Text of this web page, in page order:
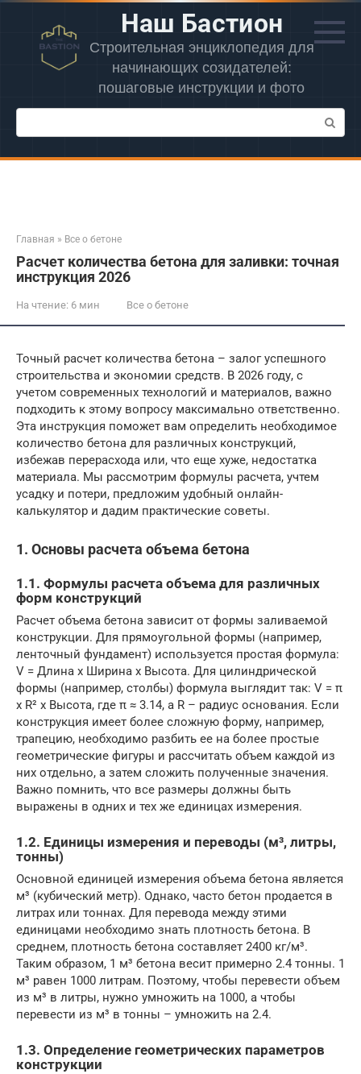
Перейти
контенту
Наш Бастион
Строительная энциклопедия для
начинающих созидателей:
пошаговые инструкции и фото
Поиск:
Главная » Все о бетоне
Расчет количества бетона для заливки: точная
инструкция 2026
На чтение: 6 мин Все о бетоне
Точный расчет количества бетона – залог успешного
строительства и экономии средств. В 2026 году, с
учетом современных технологий и материалов, важно
подходить к этому вопросу максимально ответственно.
Эта инструкция поможет вам определить необходимое
количество бетона для различных конструкций,
избежав перерасхода или, что еще хуже, недостатка
материала. Мы рассмотрим формулы расчета, учтем
усадку и потери, предложим удобный онлайн-
калькулятор и дадим практические советы.
1. Основы расчета объема бетона
1.1. Формулы расчета объема для различных
форм конструкций
Расчет объема бетона зависит от формы заливаемой
конструкции. Для прямоугольной формы (например,
ленточный фундамент) используется простая формула:
V = Длина x Ширина x Высота. Для цилиндрической
формы (например, столбы) формула выглядит так: V = π
x R² x Высота, где π ≈ 3.14, а R – радиус основания. Если
конструкция имеет более сложную форму, например,
трапецию, необходимо разбить ее на более простые
геометрические фигуры и рассчитать объем каждой из
них отдельно, а затем сложить полученные значения.
Важно помнить, что все размеры должны быть
выражены в одних и тех же единицах измерения.
1.2. Единицы измерения и переводы (м³, литры,
тонны)
Основной единицей измерения объема бетона является
м³ (кубический метр). Однако, часто бетон продается в
литрах или тоннах. Для перевода между этими
единицами необходимо знать плотность бетона. В
среднем, плотность бетона составляет 2400 кг/м³.
Таким образом, 1 м³ бетона весит примерно 2.4 тонны. 1
м³ равен 1000 литрам. Поэтому, чтобы перевести объем
из м³ в литры, нужно умножить на 1000, а чтобы
перевести из м³ в тонны – умножить на 2.4.
1.3. Определение геометрических параметров
конструкции